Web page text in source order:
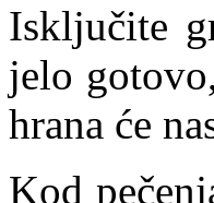
Isključite
jelo
hrana će
Kod